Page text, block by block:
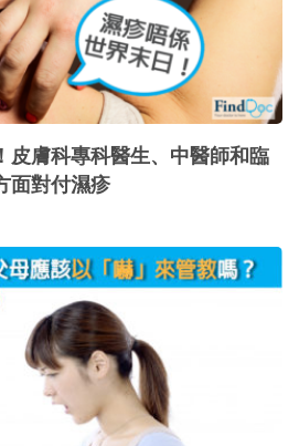
皮膚科專科醫生、中醫師和臨
面對付濕疹